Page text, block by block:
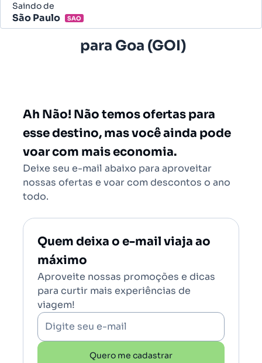
Saindo de
São Paulo SAO
Belo Horizonte - Todos (BHZ)
para Goa (GOI)
Ah Não! Não temos ofertas para
esse destino, mas você ainda pode
voar com mais economia.
Deixe seu e-mail abaixo para aproveitar
nossas ofertas e voar com descontos o ano
todo.
Quem deixa o e-mail viaja ao
máximo
Aproveite nossas promoções e dicas
para curtir mais experiências de
viagem!
Digite seu e-mail
Quero me cadastrar